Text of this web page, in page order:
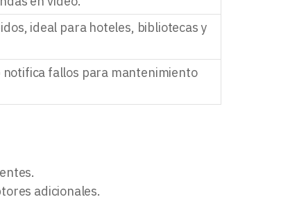
ideal para hoteles, bibliotecas y
fallos para mantenimiento
adicionales.